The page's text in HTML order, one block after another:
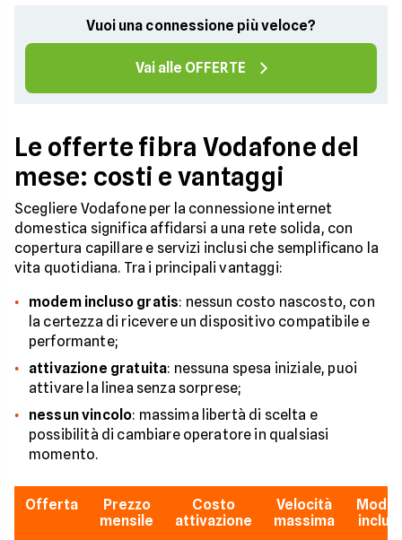
Vuoi una connessione più veloce?
Vai alle OFFERTE
Le offerte fibra Vodafone del
mese: costi e vantaggi
Scegliere Vodafone per la connessione internet
domestica significa affidarsi a una rete solida, con
copertura capillare e servizi inclusi che semplificano la
vita quotidiana. Tra i principali vantaggi:
modem incluso gratis: nessun costo nascosto, con
la certezza di ricevere un dispositivo compatibile e
performante;
attivazione gratuita: nessuna spesa iniziale, puoi
attivare la linea senza sorprese;
nessun vincolo: massima libertà di scelta e
possibilità di cambiare operatore in qualsiasi
momento.
Offerta
Prezzo
mensile
Costo
attivazione
Velocità
massima